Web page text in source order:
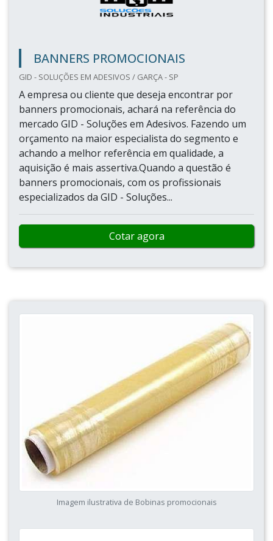
BANNERS PROMOCIONAIS
GID - SOLUÇÕES EM ADESIVOS / GARÇA - SP
A empresa ou cliente que deseja encontrar por
banners promocionais, achará na referência do
mercado GID - Soluções em Adesivos. Fazendo um
orçamento na maior especialista do segmento e
achando a melhor referência em qualidade, a
aquisição é mais assertiva.Quando a questão é
banners promocionais, com os profissionais
especializados da GID - Soluções...
Cotar agora
Imagem ilustrativa de Bobinas promocionais